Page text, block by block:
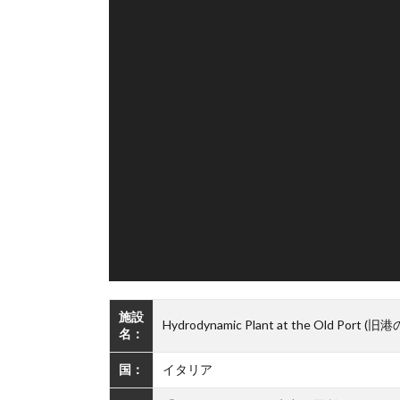
施設
名：
Hydrodynamic Plant at the Old Port (旧港
国： イタリア